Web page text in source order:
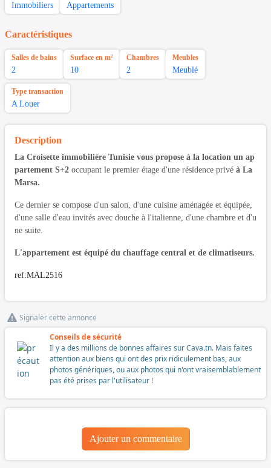
Immobiliers Appartements
Caractéristiques
Salles de bains
2
Surface en m²
10
Chambres
2
Meubles
Meublé
Type transaction
A Louer
Description
La Croisette immobilière Tunisie vous propose à la location un ap
partement S+2 occupant le premier étage d'une résidence privé à La
Marsa.
Ce dernier se compose d'un salon, d'une cuisine aménagée et équipée,
d'une salle d'eau invités avec douche à l'italienne, d'une chambre et d'u
ne suite.
L'appartement est équipé du chauffage central et de climatiseurs.
ref:MAL2516
Signaler cette annonce
Conseils de sécurité
Il y a des millions de bonnes affaires sur Cava.tn. Mais faites
attention aux biens qui ont des prix ridiculement bas, aux
photos génériques, ou aux photos qui n'ont vraisemblablement
pas été prises par l'utilisateur !
Ajouter un commentaire